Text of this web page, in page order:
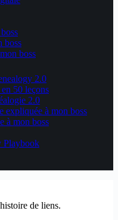
boss
boss
2.0
50 leçons
2.0
expliquée à mon boss
à mon boss
Playbook
de liens.